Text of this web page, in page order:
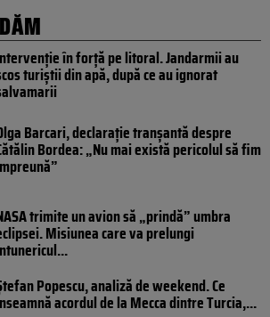
în forță pe litoral. Jandarmii au
turiștii din apă, după ce au ignorat
Barcari, declarație tranșantă despre
Bordea: „Nu mai există pericolul să fim
trimite un avion să „prindă” umbra
Misiunea care va prelungi
Popescu, analiză de weekend. Ce
acordul de la Mecca dintre Turcia,...